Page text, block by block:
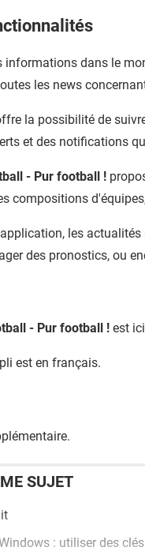
informations dans le
les news
la possibilité de
et des notifications
- Pur football !
compositions
les
des pronostics, ou
- Pur football ! est
est en français.
SUJET
: utiliser des